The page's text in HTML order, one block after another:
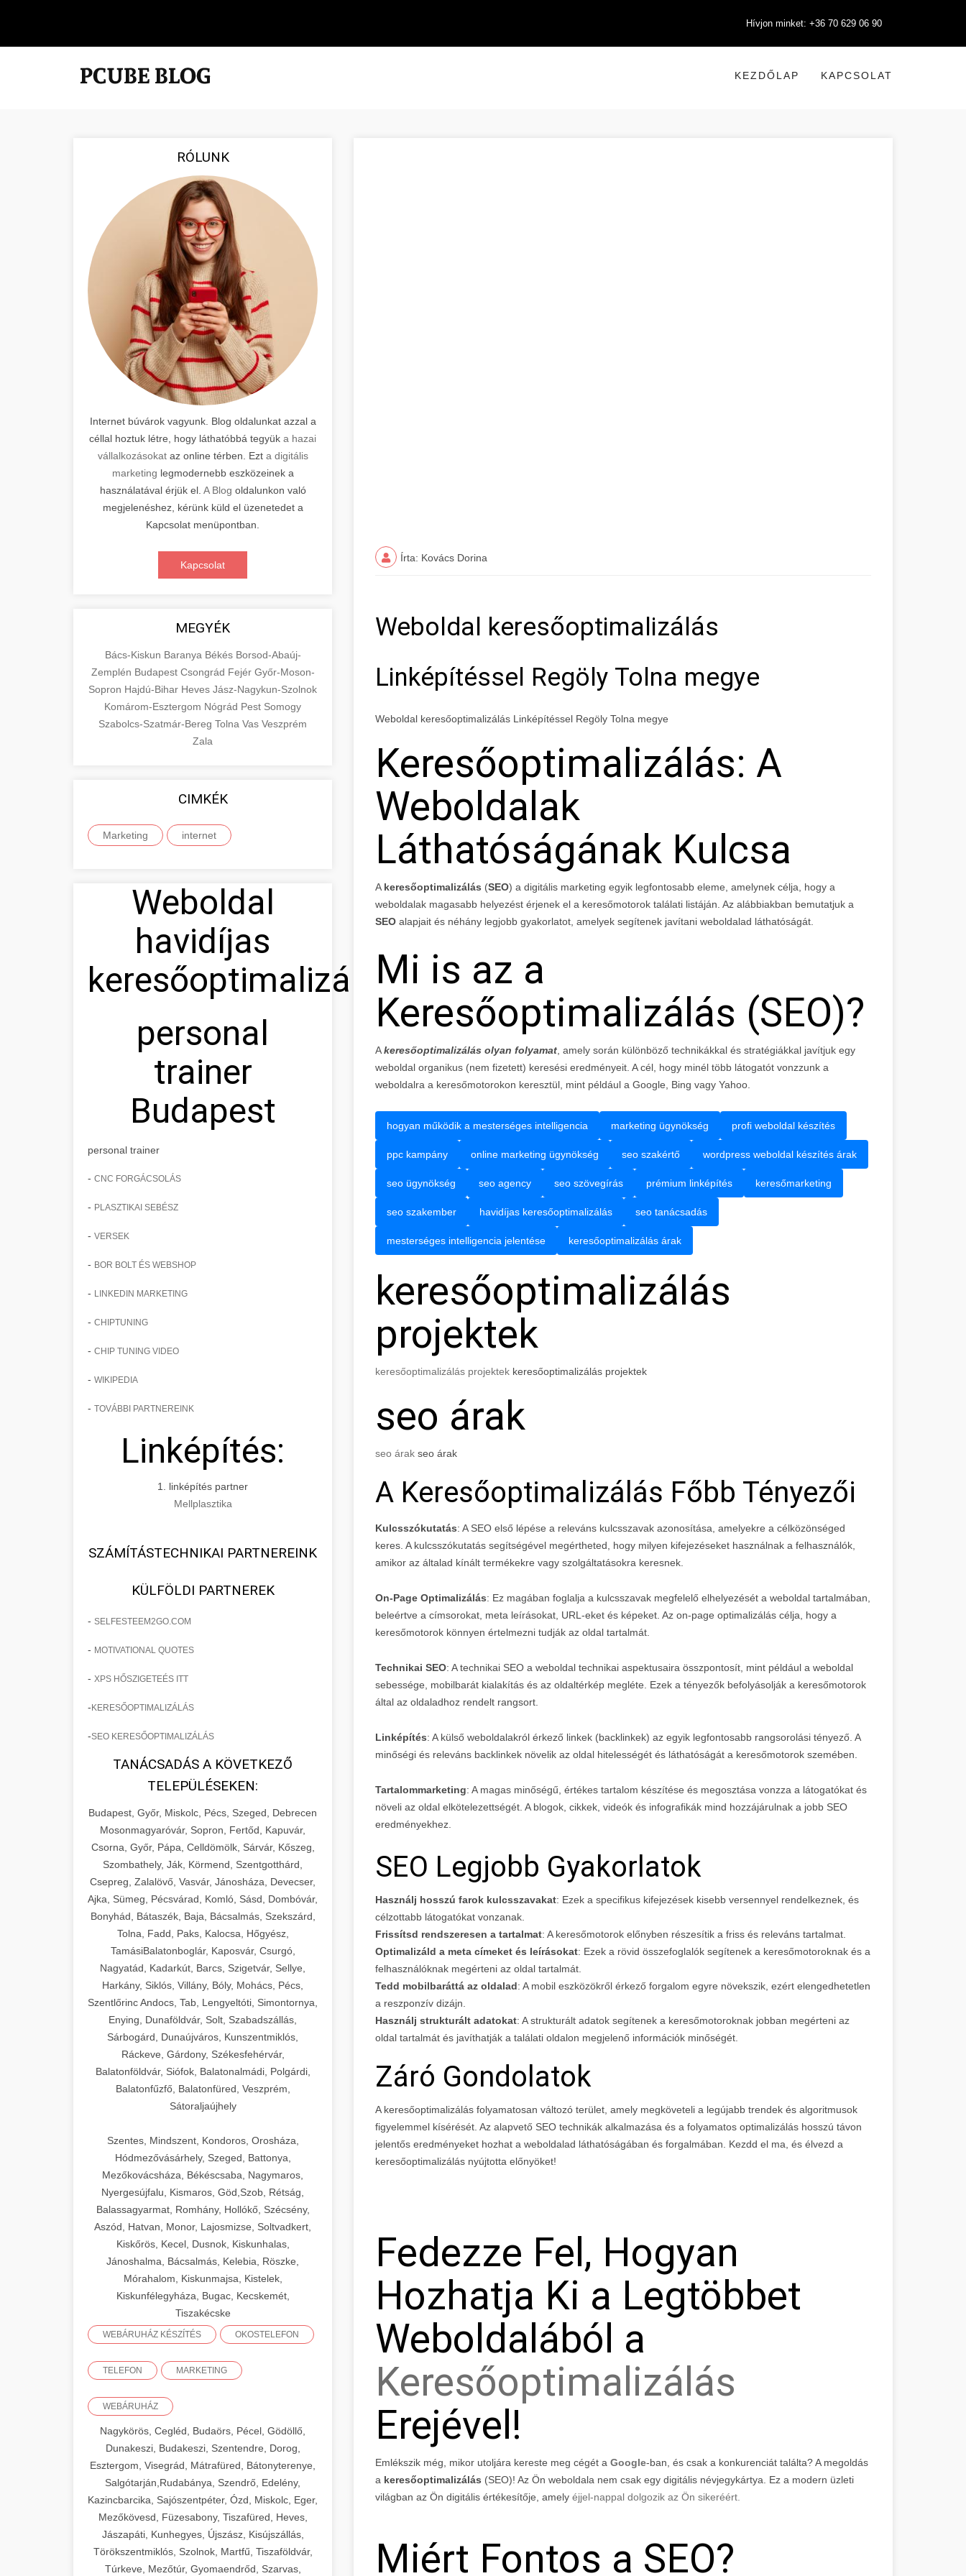
Hívjon minket: +36 70 629 06 90
KEZDŐLAP KAPCSOLAT
RÓLUNK
Internet búvárok vagyunk. Blog oldalunkat azzal a
céllal hoztuk létre, hogy láthatóbbá tegyük a hazai
vállalkozásokataz online térben. Ezt a digitális
marketing legmodernebb eszközeinek a
használatával érjük el. A Blog oldalunkon való
megjelenéshez, kérünk küld el üzenetedet a
Kapcsolat menüpontban.
Kapcsolat
MEGYÉK
Bács-Kiskun Baranya Békés Borsod-Abaúj-
Zemplén Budapest Csongrád Fejér Győr-Moson-
Sopron Hajdú-Bihar Heves Jász-Nagykun-Szolnok
Komárom-Esztergom Nógrád Pest Somogy
Szabolcs-Szatmár-Bereg Tolna Vas Veszprém
Zala
CIMKÉK
Marketing internet
Weboldal
havidíjas
keresőoptimalizálás
personal
trainer
Budapest
personal trainer
- CNC FORGÁCSOLÁS
- PLASZTIKAI SEBÉSZ
- VERSEK
- BOR BOLT ÉS WEBSHOP
- LINKEDIN MARKETING
- CHIPTUNING
- CHIP TUNING VIDEO
- WIKIPEDIA
- TOVÁBBI PARTNEREINK
Linképítés:
1. linképítés partner
Mellplasztika
SZÁMÍTÁSTECHNIKAI PARTNEREINK
KÜLFÖLDI PARTNEREK
- SELFESTEEM2GO.COM
- MOTIVATIONAL QUOTES
- XPS HŐSZIGETEÉS ITT
- KERESŐOPTIMALIZÁLÁS
-SEO KERESŐOPTIMALIZÁLÁS
TANÁCSADÁS A KÖVETKEZŐ
TELEPÜLÉSEKEN:
Budapest, Győr, Miskolc, Pécs, Szeged, Debrecen
Mosonmagyaróvár, Sopron, Fertőd, Kapuvár,
Csorna, Győr, Pápa, Celldömölk, Sárvár, Kőszeg,
Szombathely, Ják, Körmend, Szentgotthárd,
Csepreg, Zalalövő, Vasvár, Jánosháza, Devecser,
Ajka, Sümeg, Pécsvárad, Komló, Sásd, Dombóvár,
Bonyhád, Bátaszék, Baja, Bácsalmás, Szekszárd,
Tolna, Fadd, Paks, Kalocsa, Hőgyész,
TamásiBalatonboglár, Kaposvár, Csurgó,
Nagyatád, Kadarkút, Barcs, Szigetvár, Sellye,
Harkány, Siklós, Villány, Bóly, Mohács, Pécs,
Szentlőrinc Andocs, Tab, Lengyeltóti, Simontornya,
Enying, Dunaföldvár, Solt, Szabadszállás,
Sárbogárd, Dunaújváros, Kunszentmiklós,
Ráckeve, Gárdony, Székesfehérvár,
Balatonföldvár, Siófok, Balatonalmádi, Polgárdi,
Balatonfűzfő, Balatonfüred, Veszprém,
Sátoraljaújhely
Szentes, Mindszent, Kondoros, Orosháza,
Hódmezővásárhely, Szeged, Battonya,
Mezőkovácsháza, Békéscsaba, Nagymaros,
Nyergesújfalu, Kismaros, Göd,Szob, Rétság,
Balassagyarmat, Romhány, Hollókő, Szécsény,
Aszód, Hatvan, Monor, Lajosmizse, Soltvadkert,
Kiskőrös, Kecel, Dusnok, Kiskunhalas,
Jánoshalma, Bácsalmás, Kelebia, Röszke,
Mórahalom, Kiskunmajsa, Kistelek,
Kiskunfélegyháza, Bugac, Kecskemét,
Tiszakécske
WEBÁRUHÁZ KÉSZÍTÉS OKOSTELEFON
TELEFON MARKETING
WEBÁRUHÁZ
Nagykörös, Cegléd, Budaörs, Pécel, Gödöllő,
Dunakeszi, Budakeszi, Szentendre, Dorog,
Esztergom, Visegrád, Mátrafüred, Bátonyterenye,
Salgótarján,Rudabánya, Szendrő, Edelény,
Kazincbarcika, Sajószentpéter, Ózd, Miskolc, Eger,
Mezőkövesd, Füzesabony, Tiszafüred, Heves,
Jászapáti, Kunhegyes, Újszász, Kisújszállás,
Törökszentmiklós, Szolnok, Martfű, Tiszaföldvár,
Túrkeve, Mezőtúr, Gyomaendrőd, Szarvas,
Írta: Kovács Dorina
Weboldal keresőoptimalizálás
Linképítéssel Regöly Tolna megye
Weboldal keresőoptimalizálás Linképítéssel Regöly Tolna megye
Keresőoptimalizálás: A
Weboldalak
Láthatóságának Kulcsa
A keresőoptimalizálás (SEO) a digitális marketing egyik legfontosabb eleme, amelynek célja, hogy a
weboldalak magasabb helyezést érjenek el a keresőmotorok találati listáján. Az alábbiakban bemutatjuk a
SEO alapjait és néhány legjobb gyakorlatot, amelyek segítenek javítani weboldalad láthatóságát.
Mi is az a
Keresőoptimalizálás (SEO)?
Akeresőoptimalizálás olyan folyamat , amely során különböző technikákkal és stratégiákkal javítjuk egy
weboldal organikus (nem fizetett) keresési eredményeit. A cél, hogy minél több látogatót vonzzunk a
weboldalra a keresőmotorokon keresztül, mint például a Google, Bing vagy Yahoo.
hogyan működik a mesterséges intelligencia marketing ügynökség profi weboldal készítés
ppc kampány online marketing ügynökség seo szakértő wordpress weboldal készítés árak
seo ügynökség seo agency seo szövegírás prémium linképítés keresőmarketing
seo szakember havidíjas keresőoptimalizálás seo tanácsadás
mesterséges intelligencia jelentése keresőoptimalizálás árak
keresőoptimalizálás
projektek
keresőoptimalizálás projektek keresőoptimalizálás projektek
seo árak
seo árak seo árak
A Keresőoptimalizálás Főbb Tényezői
Kulcsszókutatás: A SEO első lépése a releváns kulcsszavak azonosítása, amelyekre a célközönséged
keres. A kulcsszókutatás segítségével megértheted, hogy milyen kifejezéseket használnak a felhasználók,
amikor az általad kínált termékekre vagy szolgáltatásokra keresnek.
On-Page Optimalizálás: Ez magában foglalja a kulcsszavak megfelelő elhelyezését a weboldal tartalmában,
beleértve a címsorokat, meta leírásokat, URL-eket és képeket. Az on-page optimalizálás célja, hogy a
keresőmotorok könnyen értelmezni tudják az oldal tartalmát.
Technikai SEO: A technikai SEO a weboldal technikai aspektusaira összpontosít, mint például a weboldal
sebessége, mobilbarát kialakítás és az oldaltérkép megléte. Ezek a tényezők befolyásolják a keresőmotorok
által az oldaladhoz rendelt rangsort.
Linképítés: A külső weboldalakról érkező linkek (backlinkek) az egyik legfontosabb rangsorolási tényező. A
minőségi és releváns backlinkek növelik az oldal hitelességét és láthatóságát a keresőmotorok szemében.
Tartalommarketing: A magas minőségű, értékes tartalom készítése és megosztása vonzza a látogatókat és
növeli az oldal elkötelezettségét. A blogok, cikkek, videók és infografikák mind hozzájárulnak a jobb SEO
eredményekhez.
SEO Legjobb Gyakorlatok
Használj hosszú farok kulcsszavakat: Ezek a specifikus kifejezések kisebb versennyel rendelkeznek, és
célzottabb látogatókat vonzanak.
Frissítsd rendszeresen a tartalmat: A keresőmotorok előnyben részesítik a friss és releváns tartalmat.
Optimalizáld a meta címeket és leírásokat: Ezek a rövid összefoglalók segítenek a keresőmotoroknak és a
felhasználóknak megérteni az oldal tartalmát.
Tedd mobilbaráttá az oldalad: A mobil eszközökről érkező forgalom egyre növekszik, ezért elengedhetetlen
a reszponzív dizájn.
Használj strukturált adatokat: A strukturált adatok segítenek a keresőmotoroknak jobban megérteni az
oldal tartalmát és javíthatják a találati oldalon megjelenő információk minőségét.
Záró Gondolatok
A keresőoptimalizálás folyamatosan változó terület, amely megköveteli a legújabb trendek és algoritmusok
figyelemmel kísérését. Az alapvető SEO technikák alkalmazása és a folyamatos optimalizálás hosszú távon
jelentős eredményeket hozhat a weboldalad láthatóságában és forgalmában. Kezdd el ma, és élvezd a
keresőoptimalizálás nyújtotta előnyöket!
Fedezze Fel, Hogyan
Hozhatja Ki a Legtöbbet
Weboldalából a
Keresőoptimalizálás
Erejével!
Emlékszik még, mikor utoljára kereste meg cégét a Google-ban, és csak a konkurenciát találta? A megoldás
a keresőoptimalizálás (SEO)! Az Ön weboldala nem csak egy digitális névjegykártya. Ez a modern üzleti
világban az Ön digitális értékesítője, amely éjjel-nappal dolgozik az Ön sikeréért.
Miért Fontos a SEO?